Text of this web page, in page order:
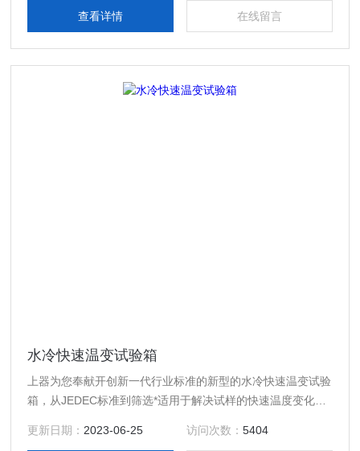
等一系列新技术
查看详情 在线留言
水冷快速温变试验箱
上器为您奉献开创新一代行业标准的新型的水冷快速温变试验
箱，从JEDEC标准到筛选*适用于解决试样的快速温度变化问
化率，我们用了以试验温度控制、快速温度变化以及斜度控制
更新日期： 2023-06-25 访问次数： 5404